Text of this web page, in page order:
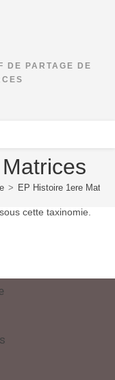
DE PARTAGE DE
> EP Histoire 1ere
cette taxinomie.